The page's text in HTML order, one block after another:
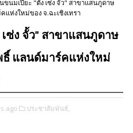
ขนมเปี๊ยะ "ตั้ง เซ่ง จั้ว" สาขาแสนภูดาษ
ห่งใหม่ของ จ.ฉะเชิงเทรา
ซ่ง จั้ว" สาขาแสนภูดาษ
แลนด์มาร์คแห่งใหม่
ago ประชาสัมพันธ์,